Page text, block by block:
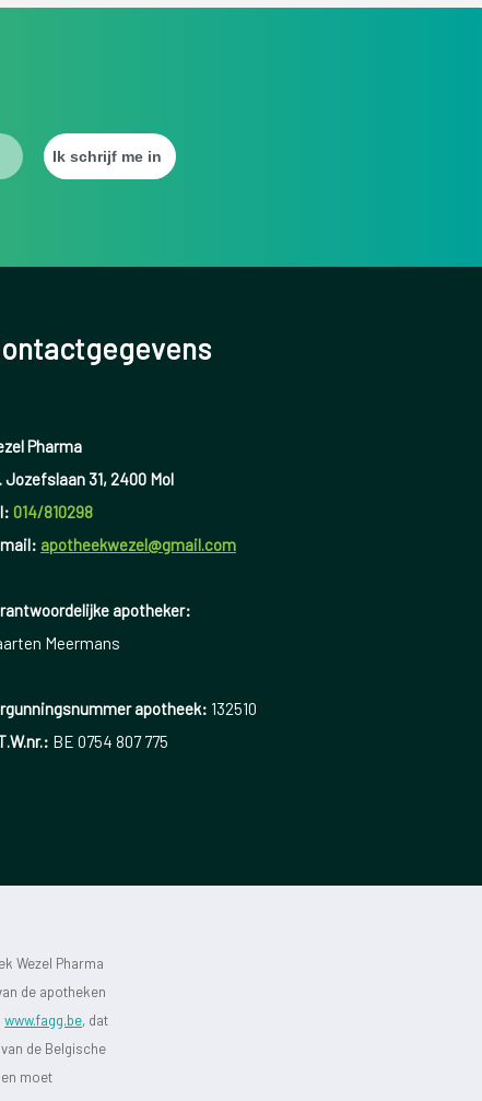
Pharma
Jozefslaan 31, 2400 Mol
014/810298
apotheekwezel@gmail.com
apotheker:
Meermans
apotheek: 132510
BE 0754 807 775
Wezel Pharma
de apotheken
www.fagg.be, dat
de Belgische
moet